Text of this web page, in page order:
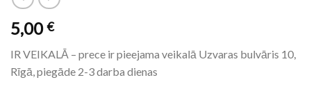
5,00€
IR VEIKALĀ – prece ir pieejama veikalā Uzvaras bulvāris 10,
Rīgā, piegāde 2-3 darba dienas